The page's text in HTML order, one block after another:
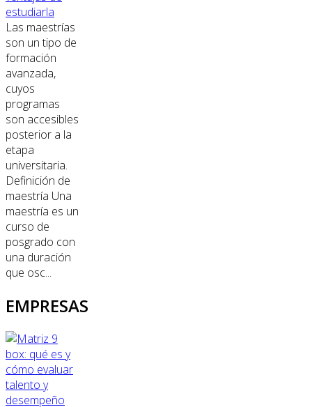
estudiarla
Las maestrías
son un tipo de
formación
avanzada,
cuyos
programas
son accesibles
posterior a la
etapa
universitaria.
Definición de
maestría Una
maestría es un
curso de
posgrado con
una duración
que osc...
EMPRESAS